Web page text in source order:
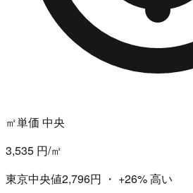
㎡単価 中央
3,535 円/㎡
東京中央値2,796円 ・ +26%高い